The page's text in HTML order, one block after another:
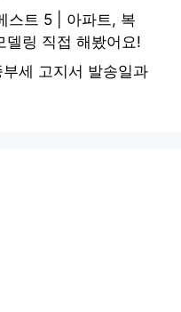
스트 5 | 아파트, 복
델링 직접 해봤어요!
세 고지서 발송일과